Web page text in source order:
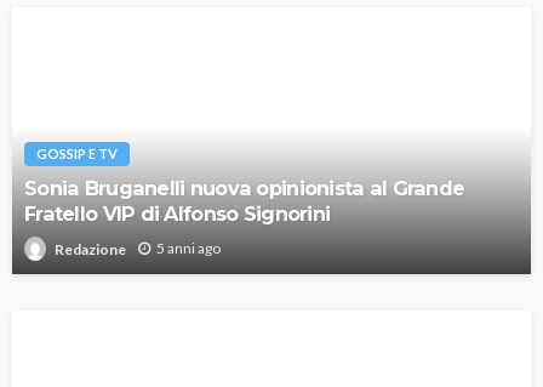
GOSSIP E TV
Sonia Bruganelli nuova opinionista al Grande
Fratello VIP di Alfonso Signorini
Redazione 5 anni ago